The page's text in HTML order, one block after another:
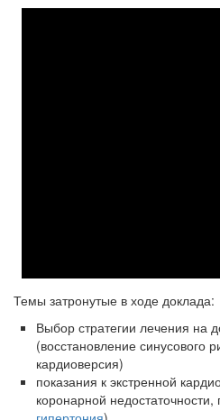
Темы затронутые в ходе доклада:
Выбор стратегии лечения на
(восстановление синусового
кардиоверсия)
показания к экстренной
коронарной